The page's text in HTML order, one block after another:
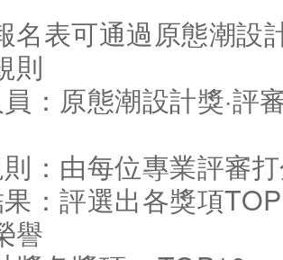
名表可通過原態潮設
則
：原態潮設計獎·評
：由每位專業評審
：評選出各獎項
譽